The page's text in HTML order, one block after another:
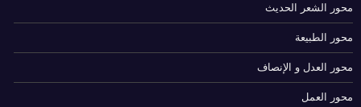
محور الشعر الحديث
محور الطبيعة
محور العدل و الإنصاف
محور العمل